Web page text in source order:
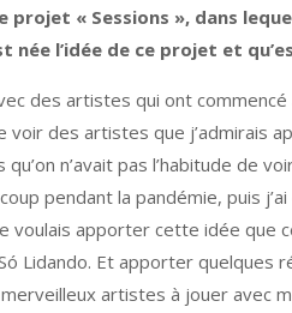
projet « Sessions », dans
née l’idée de ce projet et
des artistes qui ont
voir des artistes que j’admirais
n’avait pas l’habitude de
pendant la pandémie, puis
voulais apporter cette idée
Lidando. Et apporter
artistes à jouer avec